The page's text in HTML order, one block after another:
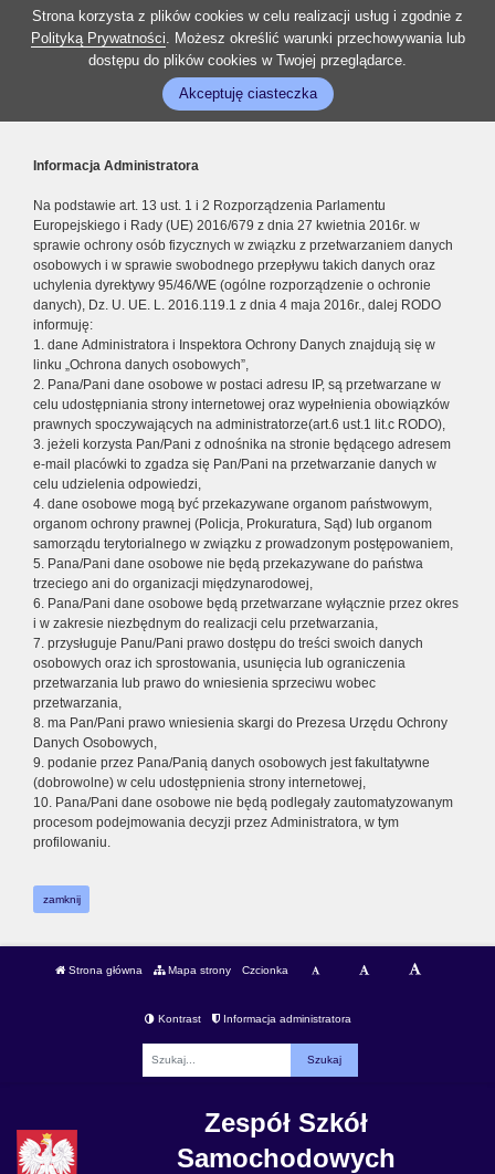
Strona korzysta z plików cookies w celu realizacji usług i zgodnie z
Polityką Prywatności. Możesz określić warunki przechowywania lub
dostępu do plików cookies w Twojej przeglądarce.
Akceptuję ciasteczka
Informacja Administratora
Na podstawie art. 13 ust. 1 i 2 Rozporządzenia Parlamentu
Europejskiego i Rady (UE) 2016/679 z dnia 27 kwietnia 2016r. w
sprawie ochrony osób fizycznych w związku z przetwarzaniem danych
osobowych i w sprawie swobodnego przepływu takich danych oraz
uchylenia dyrektywy 95/46/WE (ogólne rozporządzenie o ochronie
danych), Dz. U. UE. L. 2016.119.1 z dnia 4 maja 2016r., dalej RODO
informuję:
1. dane Administratora i Inspektora Ochrony Danych znajdują się w
linku „Ochrona danych osobowych”,
2. Pana/Pani dane osobowe w postaci adresu IP, są przetwarzane w
celu udostępniania strony internetowej oraz wypełnienia obowiązków
prawnych spoczywających na administratorze(art.6 ust.1 lit.c RODO),
3. jeżeli korzysta Pan/Pani z odnośnika na stronie będącego adresem
e-mail placówki to zgadza się Pan/Pani na przetwarzanie danych w
celu udzielenia odpowiedzi,
4. dane osobowe mogą być przekazywane organom państwowym,
organom ochrony prawnej (Policja, Prokuratura, Sąd) lub organom
samorządu terytorialnego w związku z prowadzonym postępowaniem,
5. Pana/Pani dane osobowe nie będą przekazywane do państwa
trzeciego ani do organizacji międzynarodowej,
6. Pana/Pani dane osobowe będą przetwarzane wyłącznie przez okres
i w zakresie niezbędnym do realizacji celu przetwarzania,
7. przysługuje Panu/Pani prawo dostępu do treści swoich danych
osobowych oraz ich sprostowania, usunięcia lub ograniczenia
przetwarzania lub prawo do wniesienia sprzeciwu wobec
przetwarzania,
8. ma Pan/Pani prawo wniesienia skargi do Prezesa Urzędu Ochrony
Danych Osobowych,
9. podanie przez Pana/Panią danych osobowych jest fakultatywne
(dobrowolne) w celu udostępnienia strony internetowej,
10. Pana/Pani dane osobowe nie będą podlegały zautomatyzowanym
procesom podejmowania decyzji przez Administratora, w tym
profilowaniu.
zamknij
Strona główna Mapa strony Czcionka
Kontrast Informacja administratora
Zespół Szkół
Samochodowych